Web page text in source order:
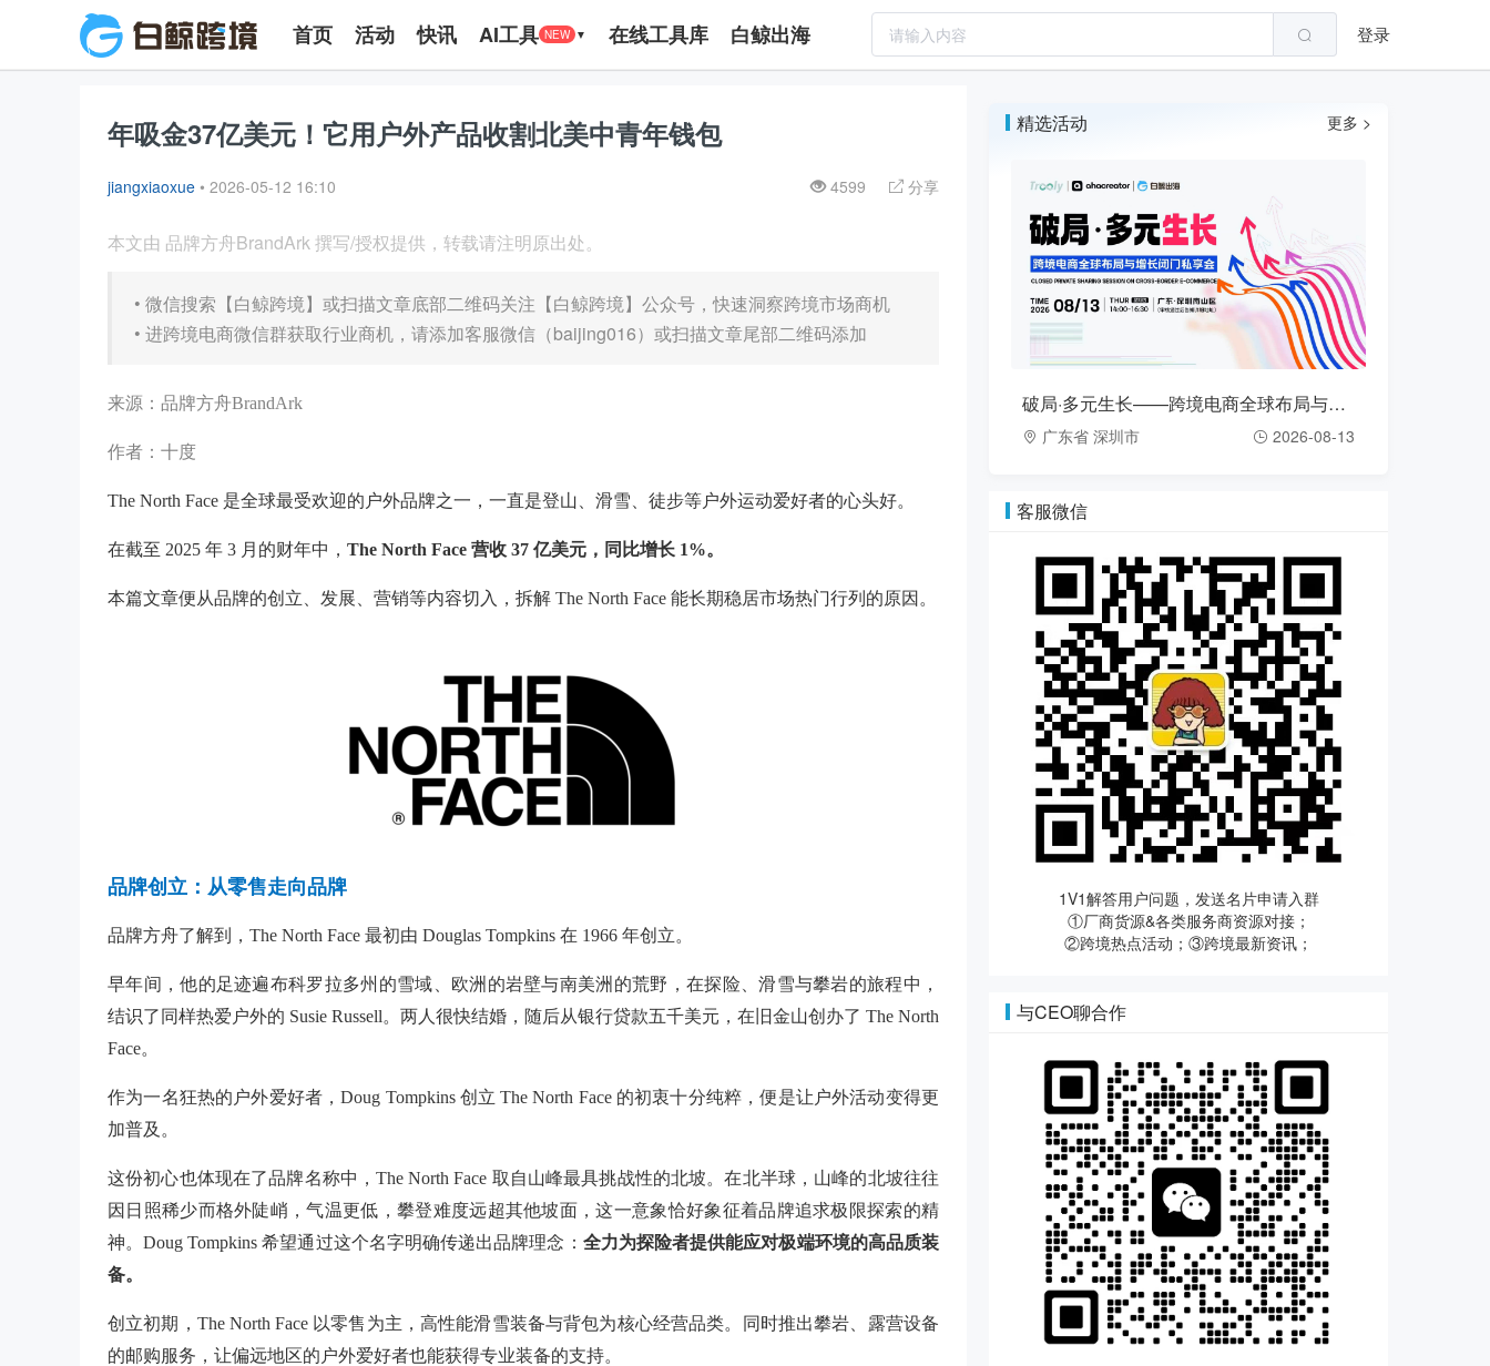
首页 活动 快讯 AI工具 NEW ▼ 在线工具库 白鲸出海 登录
年吸金37亿美元！它用户外产品收割北美中青年钱包
jiangxiaoxue • 2026-05-12 16:10 分享
4599
本文由 品牌方舟BrandArk 撰写/授权提供，转载请注明原出处。
• 微信搜索【白鲸跨境】或扫描文章底部二维码关注【白鲸跨境】公众号，快速洞察跨境市场商机
• 进跨境电商微信群获取行业商机，请添加客服微信（baijing016）或扫描文章尾部二维码添加
来源：品牌方舟BrandArk
作者：十度
The North Face 是全球最受欢迎的户外品牌之一，一直是登山、滑雪、徒步等户外运动爱好者的心头好。
在截至 2025 年 3 月的财年中， The North Face 营收 37 亿美元，同比增长 1%。
本篇文章便从品牌的创立、发展、营销等内容切入，拆解 The North Face 能长期稳居市场热门行列的原因。
品牌创立：从零售走向品牌
品牌方舟了解到，The North Face 最初由 Douglas Tompkins 在 1966 年创立。
早年间，他的足迹遍布科罗拉多州的雪域、欧洲的岩壁与南美洲的荒野，在探险、滑雪与攀岩的旅程中，
结识了同样热爱户外的 Susie Russell。两人很快结婚，随后从银行贷款五千美元，在旧金山创办了 The North
Face。
作为一名狂热的户外爱好者，Doug Tompkins 创立 The North Face 的初衷十分纯粹，便是让户外活动变得更
加普及。
这份初心也体现在了品牌名称中，The North Face 取自山峰最具挑战性的北坡。在北半球，山峰的北坡往往
因日照稀少而格外陡峭，气温更低，攀登难度远超其他坡面，这一意象恰好象征着品牌追求极限探索的精
神。Doug Tompkins 希望通过这个名字明确传递出品牌理念： 全力为探险者提供能应对极端环境的高品质装
备。
创立初期，The North Face 以零售为主，高性能滑雪装备与背包为核心经营品类。同时推出攀岩、露营设备
的邮购服务，让偏远地区的户外爱好者也能获得专业装备的支持。
精选活动 更多 >
破局·多元生长——跨境电商全球布局与增长闭门私享会（2026-08-13）
广东省 深圳市 2026-08-13
客服微信
1V1解答用户问题，发送名片申请入群
①厂商货源&各类服务商资源对接；
②跨境热点活动；③跨境最新资讯；
与CEO聊合作